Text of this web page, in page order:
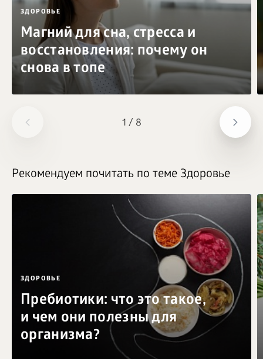
1 / 8
ЗДОРОВЬЕ
Магний для сна, стресса и
восстановления: почему он
снова в топе
Рекомендуем почитать по теме Здоровье
ЗДОРОВЬЕ
Пребиотики: что это такое,
и чем они полезны для
организма?